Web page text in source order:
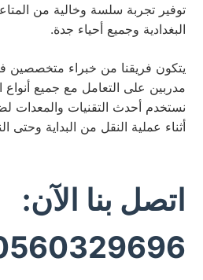
توفير تجربة سلسة وخالية من
البغدادية وجميع أحياء جدة.
يتكون فريقنا من خبراء متخصصين
مدربين على التعامل مع جميع أنواع
نستخدم أحدث التقنيات والمعدات
أثناء عملية النقل من البداية وحتى
اتصل بنا الآن: